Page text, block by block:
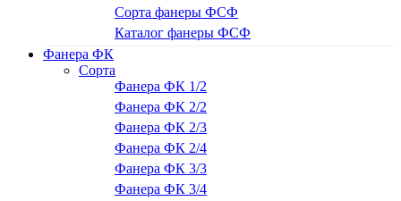
Сорта фанеры ФСФ
Каталог фанеры ФСФ
Фанера ФК
Сорта
Фанера ФК 1/2
Фанера ФК 2/2
Фанера ФК 2/3
Фанера ФК 2/4
Фанера ФК 3/3
Фанера ФК 3/4